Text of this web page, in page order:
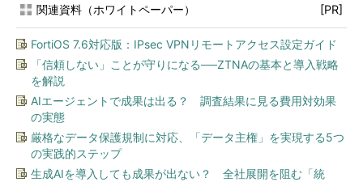
関連資料（ホワイトペーパー） [PR]
FortiOS 7.6対応版：IPsec VPNリモートアクセス設定ガイド
「信頼しない」ことが守りになる──ZTNAの基本と導入戦略
を解説
AIエージェントで成果は出る？ 調査結果に見る費用対効果
の実態
厳格なデータ保護規制に対応、「データ主権」を実現する5つ
の実践的ステップ
生成AIを導入しても成果が出ない？ 全社展開を阻む「統